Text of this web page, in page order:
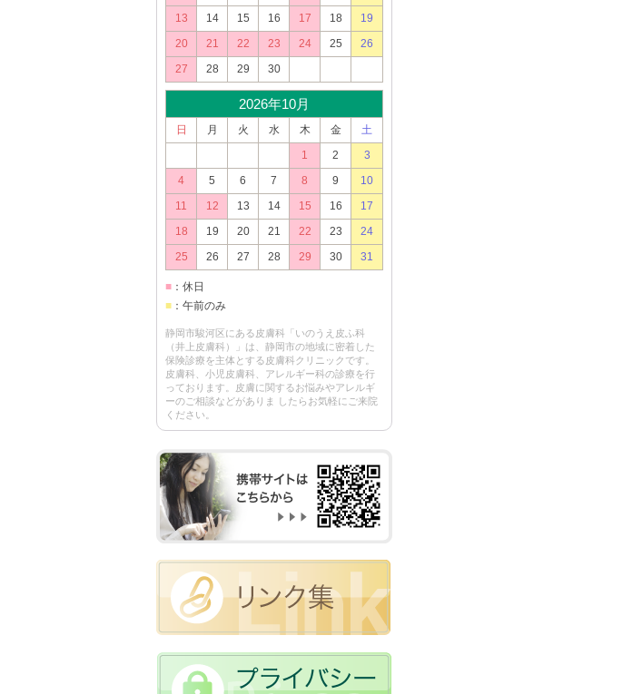
13
14 15 16 17 18
19
20
21 22 23 24 25
26
27
28 29 30
2026年10月
日 月 火 水 木 金
土
1
2
3
4
5 6 7 8 9
10
11
12 13 14 15 16
17
18
19 20 21 22 23
24
25
26 27 28 29 30 31
■ ：休日
■ ：午前のみ
静岡市駿河区にある皮膚科「いのうえ皮ふ科
（井上皮膚科）」は、静岡市の地域に密着した
保険診療を主体とする皮膚科クリニックです。
皮膚科、小児皮膚科、アレルギー科の診療を行
っております。皮膚に関するお悩みやアレルギ
ーのご相談などがありま したらお気軽にご来院
ください。